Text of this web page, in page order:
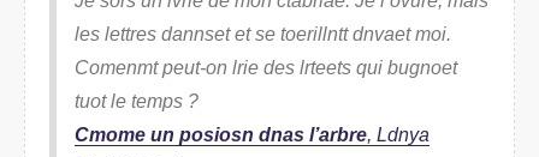
les letrtes danesnt et se treonitllt dnevat moi.
Cnemomt puet-on lrie des ltretes qui bguneot
tuot le temps ?
Cmmoe un posiosn dnas l’arbre, Ldnya